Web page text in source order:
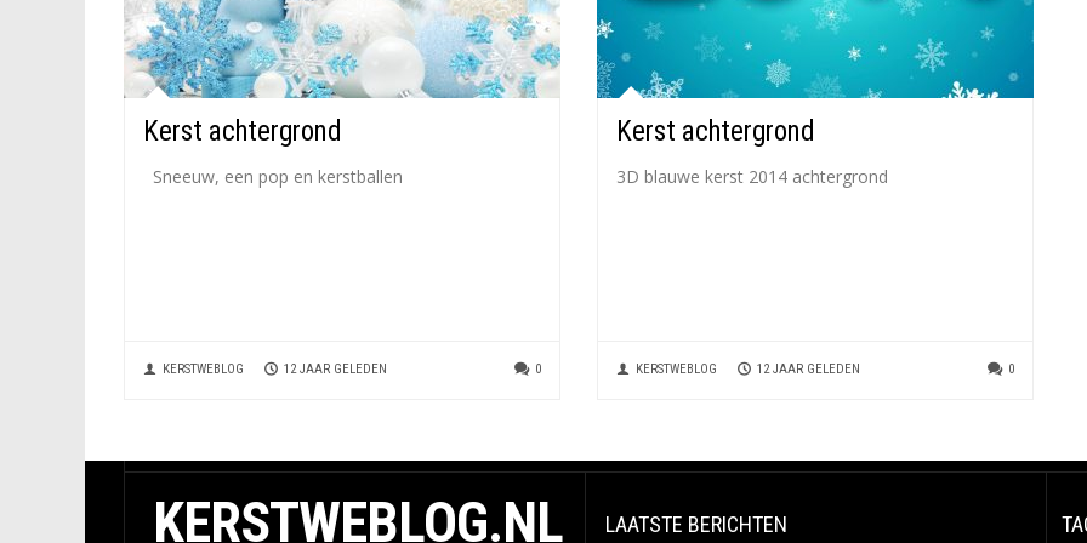
Kerst achtergrond
Sneeuw, een pop en kerstballen
KERSTWEBLOG 12 JAAR GELEDEN 0
Kerst achtergrond
3D blauwe kerst 2014 achtergrond
KERSTWEBLOG 12 JAAR GELEDEN 0
KERSTWEBLOG.NL LAATSTE BERICHTEN